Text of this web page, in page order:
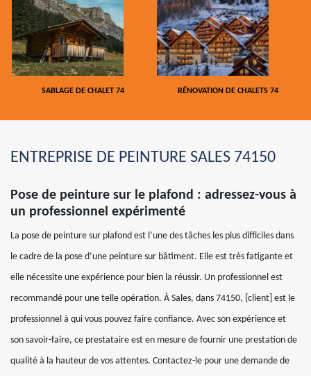
SABLAGE DE CHALET 74 RÉNOVATION DE CHALETS 74
ENTREPRISE DE PEINTURE SALES 74150
Pose de peinture sur le plafond : adressez-vous à
un professionnel expérimenté
La pose de peinture sur plafond est l’une des tâches les plus difficiles dans
le cadre de la pose d’une peinture sur bâtiment. Elle est très fatigante et
elle nécessite une expérience pour bien la réussir. Un professionnel est
recommandé pour une telle opération. À Sales, dans 74150, {client] est le
professionnel à qui vous pouvez faire confiance. Avec son expérience et
son savoir-faire, ce prestataire est en mesure de fournir une prestation de
qualité à la hauteur de vos attentes. Contactez-le pour une demande de